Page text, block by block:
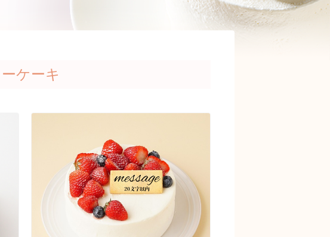
ケーキ